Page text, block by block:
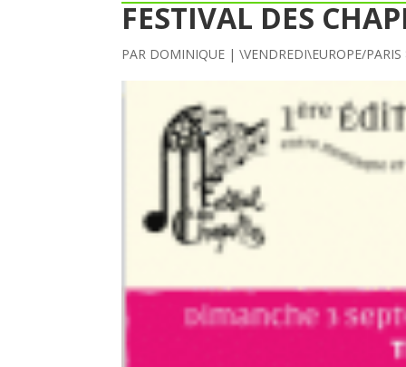
FESTIVAL DES
PAR DOMINIQUE |\VENDREDI\EUROPE/